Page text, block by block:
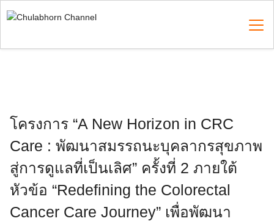
to
โครงการ “A New Horizon in CRC
Care : พัฒนาสมรรถนะบุคลากรสุขภาพ
สู่การดูแลที่เป็นเลิศ” ครั้งที่ 2 ภายใต้
หัวข้อ “Redefining the Colorectal
Cancer Care Journey” เพื่อพัฒนา